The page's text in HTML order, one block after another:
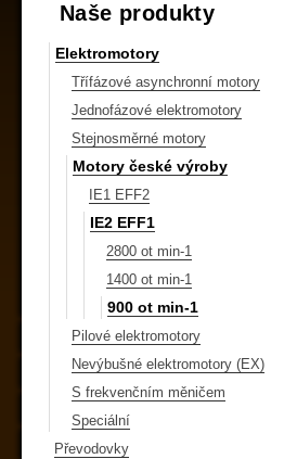
Naše produkty
Elektromotory
Třífázové asynchronní motory
Jednofázové elektromotory
Stejnosměrné motory
Motory české výroby
IE1 EFF2
IE2 EFF1
2800 ot min-1
1400 ot min-1
900 ot min-1
Pilové elektromotory
Nevýbušné elektromotory (EX)
S frekvenčním měničem
Speciální
Převodovky